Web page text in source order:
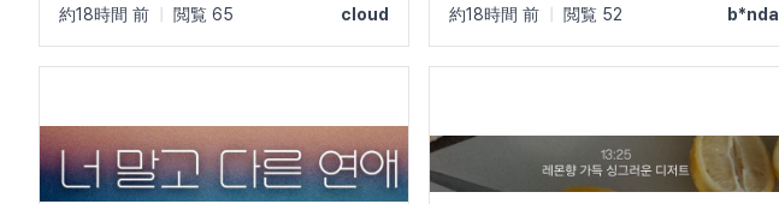
約18時間 前 閲覧 65 cloud
이랑 지역 이름 자막에 쓰였었어요! C, Q가
約18時間 前 閲覧 52 b*nda